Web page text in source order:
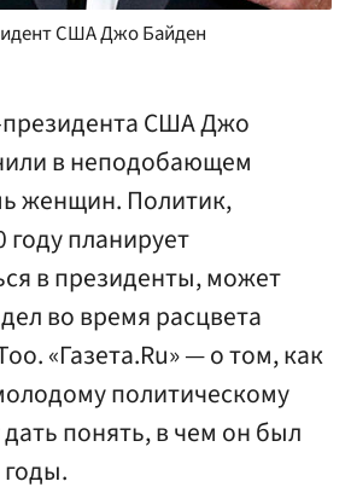
США Джо Байден
США Джо
в неподобающем
женщин. Политик,
планирует
в президенты, может
во время расцвета
«Газета.Ru» — о том, как
политическому
понять, в чем он был